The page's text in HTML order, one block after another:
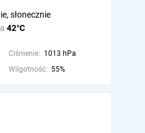
42°C
słonecznie
Ciśnienie: 1013 hPa
Wilgotność: 55%